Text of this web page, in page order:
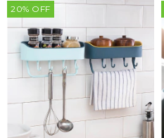
20% OFF